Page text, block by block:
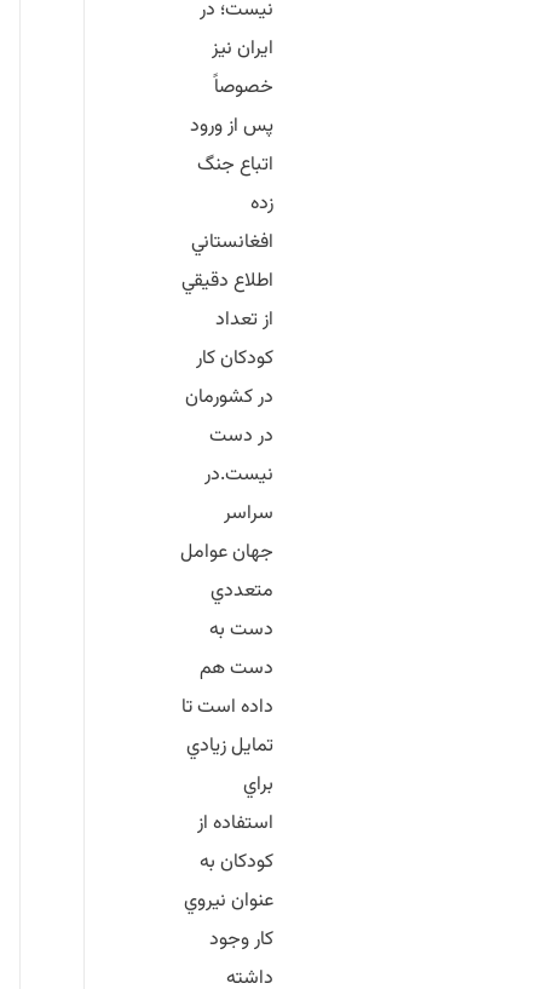
نيست؛ در
ايران نيز
خصوصاً
پس از ورود
اتباع جنگ
زده
افغانستاني
اطلاع دقيقي
از تعداد
كودكان كار
در كشورمان
در دست
نيست.در
سراسر
جهان عوامل
متعددي
دست به
دست هم
داده است تا
تمايل زيادي
براي
استفاده از
كودكان به
عنوان نيروي
كار وجود
داشته